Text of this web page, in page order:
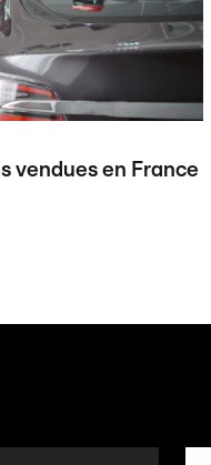
vendues en France